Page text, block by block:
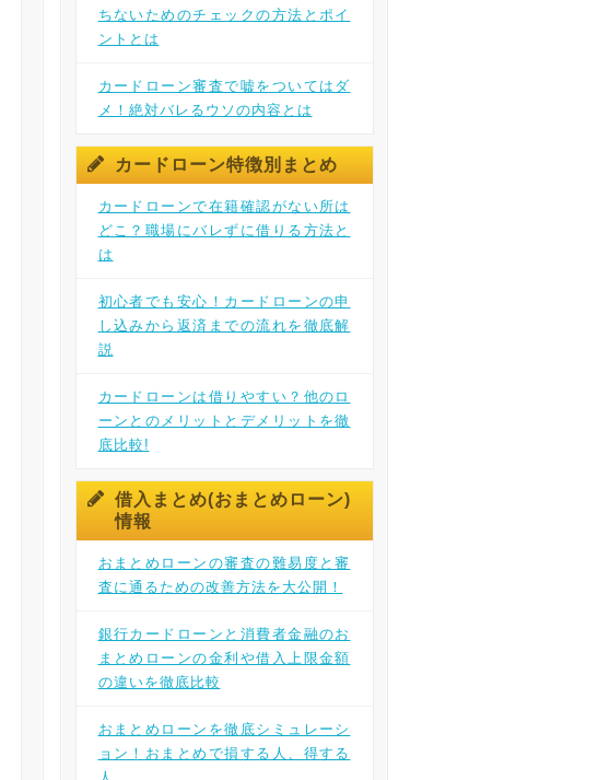
ちないためのチェックの方法とポイ
ントとは
カードローン審査で嘘をついてはダ
メ！絶対バレるウソの内容とは
カードローン特徴別まとめ
カードローンで在籍確認がない所は
どこ？職場にバレずに借りる方法と
は
初心者でも安心！カードローンの申
し込みから返済までの流れを徹底解
説
カードローンは借りやすい？他のロ
ーンとのメリットとデメリットを徹
底比較!
借入まとめ(おまとめローン)
情報
おまとめローンの審査の難易度と審
査に通るための改善方法を大公開！
銀行カードローンと消費者金融のお
まとめローンの金利や借入上限金額
の違いを徹底比較
おまとめローンを徹底シミュレーシ
ョン！おまとめで損する人、得する